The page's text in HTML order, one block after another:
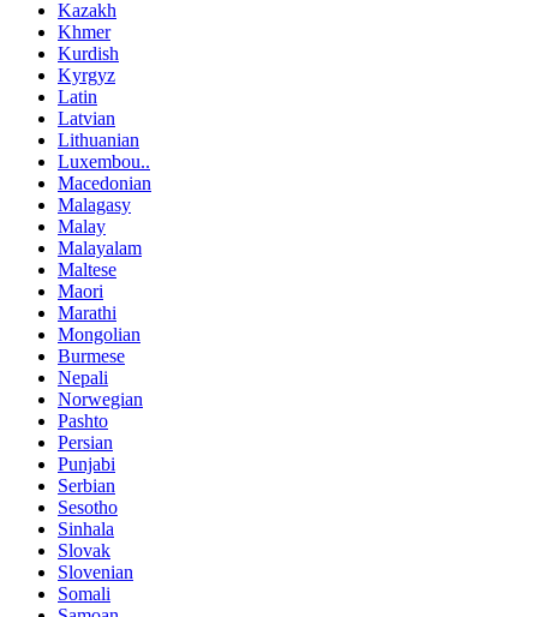
Kazakh
Khmer
Kurdish
Kyrgyz
Latin
Latvian
Lithuanian
Luxembou..
Macedonian
Malagasy
Malay
Malayalam
Maltese
Maori
Marathi
Mongolian
Burmese
Nepali
Norwegian
Pashto
Persian
Punjabi
Serbian
Sesotho
Sinhala
Slovak
Slovenian
Somali